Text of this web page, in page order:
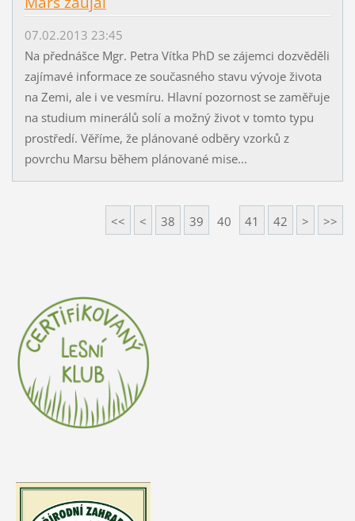
07.02.2013 23:45
Na přednášce Mgr. Petra Vítka PhD se zájemci dozvěděli
zajímavé informace ze současného stavu vývoje života
na Zemi, ale i ve vesmíru. Hlavní pozornost se zaměřuje
na studium minerálů solí a možný život v tomto typu
prostředí. Věříme, že plánované odběry vzorků z
povrchu Marsu během plánované mise...
<< < 38 39 40 41 42 > >>